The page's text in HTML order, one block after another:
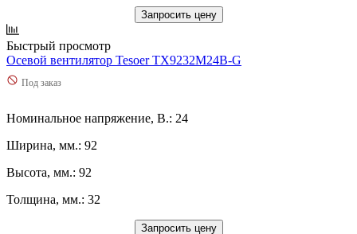
Запросить цену
Быстрый просмотр
Осевой вентилятор Tesoer TX9232M24B-G
Под заказ
Номинальное напряжение, В.: 24
Ширина, мм.: 92
Высота, мм.: 92
Толщина, мм.: 32
Запросить цену